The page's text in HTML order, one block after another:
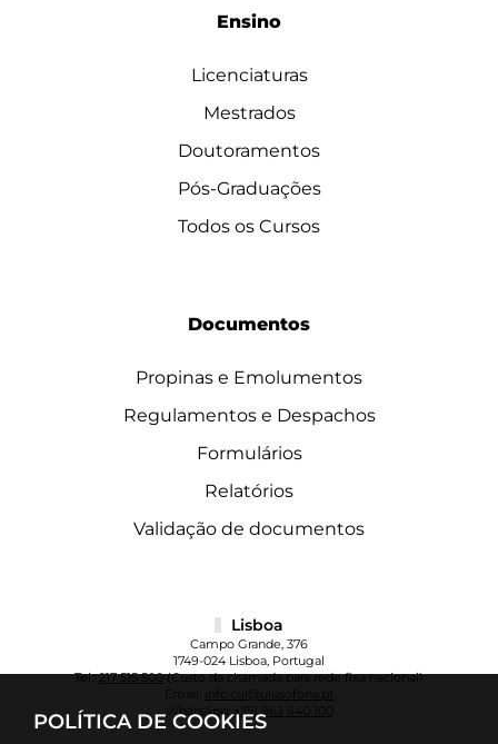
POLÍTICA DE COOKIES
Ensino
Licenciaturas
Mestrados
Doutoramentos
Pós-Graduações
Todos os Cursos
Documentos
Propinas e Emolumentos
Regulamentos e Despachos
Formulários
Relatórios
Validação de documentos
Lisboa
Campo Grande, 376
1749-024 Lisboa, Portugal
Tel.:217 515 500(Custo da chamada para rede fixa nacional)
info.cul@ulusofona.pt
WhatsApp:+351 963 640 100